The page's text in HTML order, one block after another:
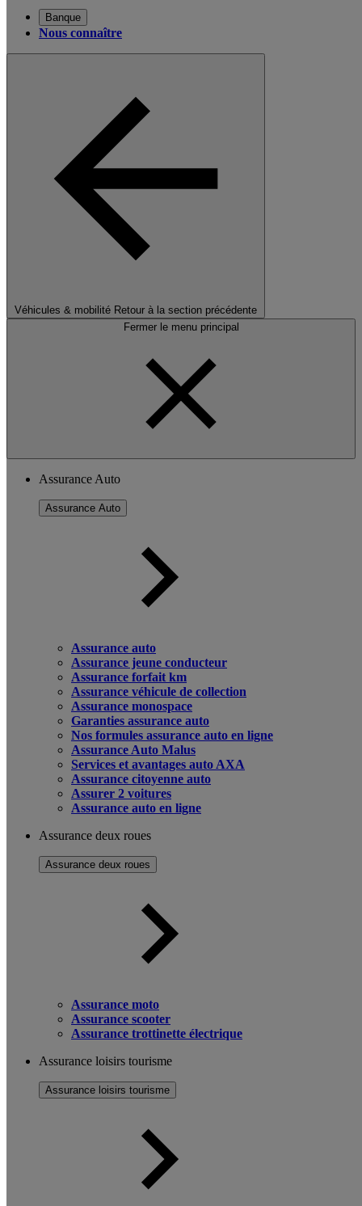
Banque
Nous connaître
Véhicules & mobilité Retour à la section précédente
Fermer le menu principal
Assurance Auto
Assurance Auto
Assurance auto
Assurance jeune conducteur
Assurance forfait km
Assurance véhicule de collection
Assurance monospace
Garanties assurance auto
Nos formules assurance auto en ligne
Assurance Auto Malus
Services et avantages auto AXA
Assurance citoyenne auto
Assurer 2 voitures
Assurance auto en ligne
Assurance deux roues
Assurance deux roues
Assurance moto
Assurance scooter
Assurance trottinette électrique
Assurance loisirs tourisme
Assurance loisirs tourisme